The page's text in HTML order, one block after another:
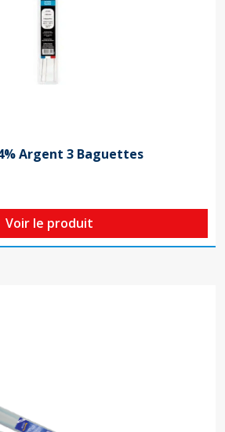
Argent 3 Baguettes
Voir le produit